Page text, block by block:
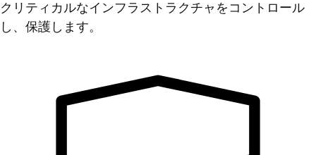
クリティカルなインフラストラクチャをコントロール
し、保護します。